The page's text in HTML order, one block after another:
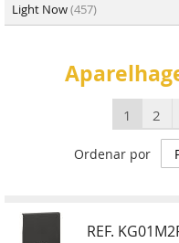
Está de
1 2
Ordenar por
REF.
Light Now(457)